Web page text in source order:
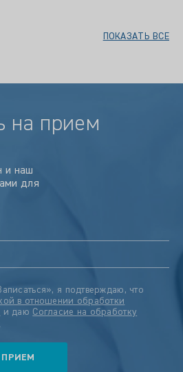
ПОКАЗАТЬ ВСЕ
на прием
и наш
для
я подтверждаю, что
в отношении обработки
и даю Согласие на обработку